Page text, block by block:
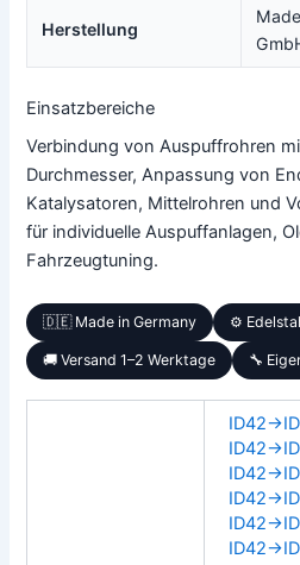
Herstellung
Einsatzbereiche
Verbindung von Auspuffrohren
Durchmesser, Anpassung von
Katalysatoren, Mittelrohren und
für individuelle Auspuffanlagen,
Fahrzeugtuning.
🇩🇪 Made in Germany ⚙️
🚚 Versand 1–2 Werktage 🔧